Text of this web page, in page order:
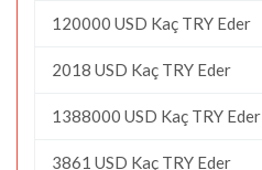
120000 USD Kaç TRY Eder
2018 USD Kaç TRY Eder
1388000 USD Kaç TRY Eder
3861 USD Kaç TRY Eder